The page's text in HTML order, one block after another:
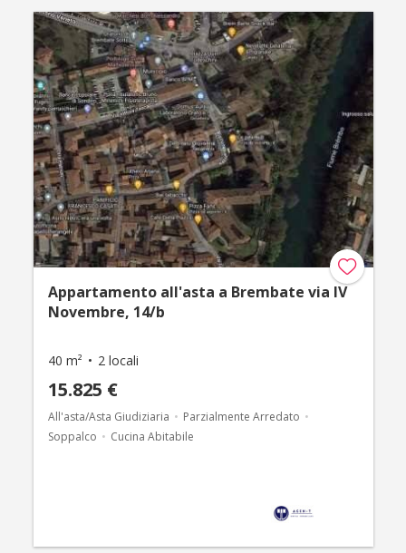
Appartamento all'asta a Brembate via IV
Novembre, 14/b
40 m² 2 locali
15.825 €
All'asta/Asta Giudiziaria
Parzialmente Arredato
Soppalco
Cucina Abitabile